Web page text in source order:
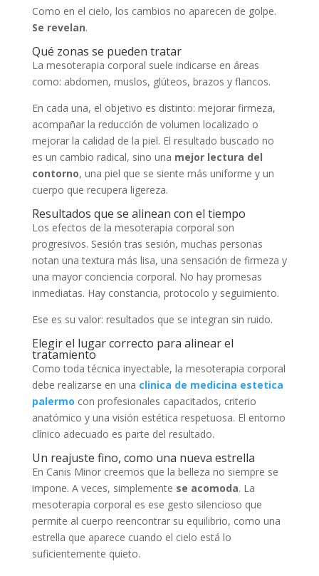
Como en el cielo, los cambios no aparecen de golpe.
Se revelan.
Qué zonas se pueden tratar
La mesoterapia corporal suele indicarse en áreas
como: abdomen, muslos, glúteos, brazos y flancos.
En cada una, el objetivo es distinto: mejorar firmeza,
acompañar la reducción de volumen localizado o
mejorar la calidad de la piel. El resultado buscado no
es un cambio radical, sino una mejor lectura del
contorno, una piel que se siente más uniforme y un
cuerpo que recupera ligereza.
Resultados que se alinean con el tiempo
Los efectos de la mesoterapia corporal son
progresivos. Sesión tras sesión, muchas personas
notan una textura más lisa, una sensación de firmeza y
una mayor conciencia corporal. No hay promesas
inmediatas. Hay constancia, protocolo y seguimiento.
Ese es su valor: resultados que se integran sin ruido.
Elegir el lugar correcto para alinear el
tratamiento
Como toda técnica inyectable, la mesoterapia corporal
debe realizarse en una clinica de medicina estetica
palermo con profesionales capacitados, criterio
anatómico y una visión estética respetuosa. El entorno
clínico adecuado es parte del resultado.
Un reajuste fino, como una nueva estrella
En Canis Minor creemos que la belleza no siempre se
impone. A veces, simplemente se acomoda. La
mesoterapia corporal es ese gesto silencioso que
permite al cuerpo reencontrar su equilibrio, como una
estrella que aparece cuando el cielo está lo
suficientemente quieto.